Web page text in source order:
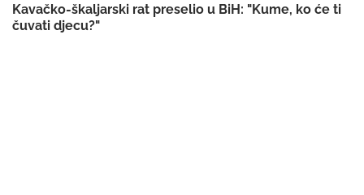
Kavačko-škaljarski rat preselio u BiH: "Kume, ko će ti
čuvati djecu?"